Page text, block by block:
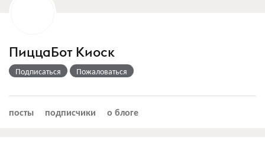
ПиццаБот Киоск
Подписаться Пожаловаться
посты подписчики о блоге